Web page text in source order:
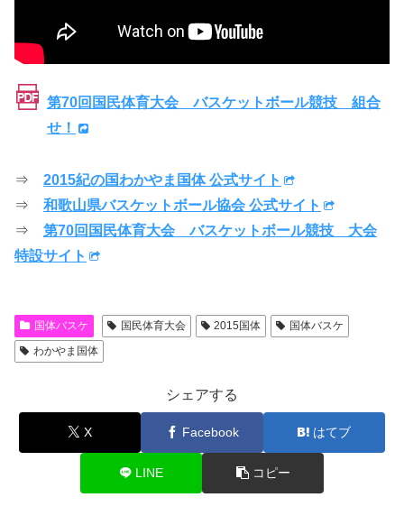
第70回国民体育大会 バスケットボール競技 組合
せ！
⇒ 2015紀の国わかやま国体 公式サイト
⇒ 和歌山県バスケットボール協会 公式サイト
⇒ 第70回国民体育大会 バスケットボール競技 大会
特設サイト
国体バスケ 国民体育大会 2015国体
国体バスケ
わかやま国体
シェアする
X Facebook はてブ
LINE コピー